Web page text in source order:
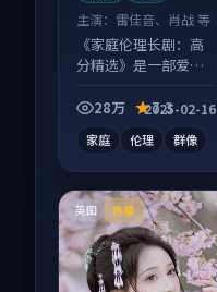
主演： 雷佳音、肖战 等
《家庭伦理长剧：高
分精选》是一部爱情
物成长为内核，情感
28万 7.3
2025-02-16
家庭 伦理 群像
英国 热播